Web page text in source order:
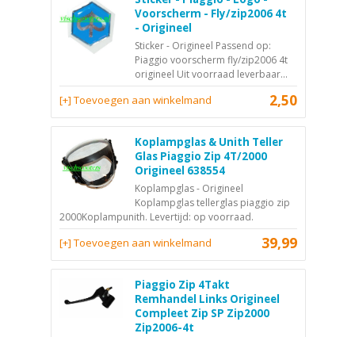
Voorscherm - Fly/zip2006 4t
- Origineel
Sticker - Origineel Passend op:
Piaggio voorscherm fly/zip2006 4t
origineel Uit voorraad leverbaar...
2,50
[+] Toevoegen aan winkelmand
Koplampglas & Unith Teller
Glas Piaggio Zip 4T/2000
Origineel 638554
Koplampglas - Origineel
Koplampglas tellerglas piaggio zip
2000Koplampunith. Levertijd: op voorraad.
39,99
[+] Toevoegen aan winkelmand
Piaggio Zip 4Takt
Remhandel Links Origineel
Compleet Zip SP Zip2000
Zip2006-4t